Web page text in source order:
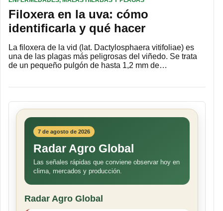
Filoxera en la uva: cómo
identificarla y qué hacer
La filoxera de la vid (lat. Dactylosphaera vitifoliae) es
una de las plagas más peligrosas del viñedo. Se trata
de un pequeño pulgón de hasta 1,2 mm de…
7 de agosto de 2026
Radar Agro Global
Las señales rápidas que conviene observar hoy en
clima, mercados y producción.
Radar Agro Global